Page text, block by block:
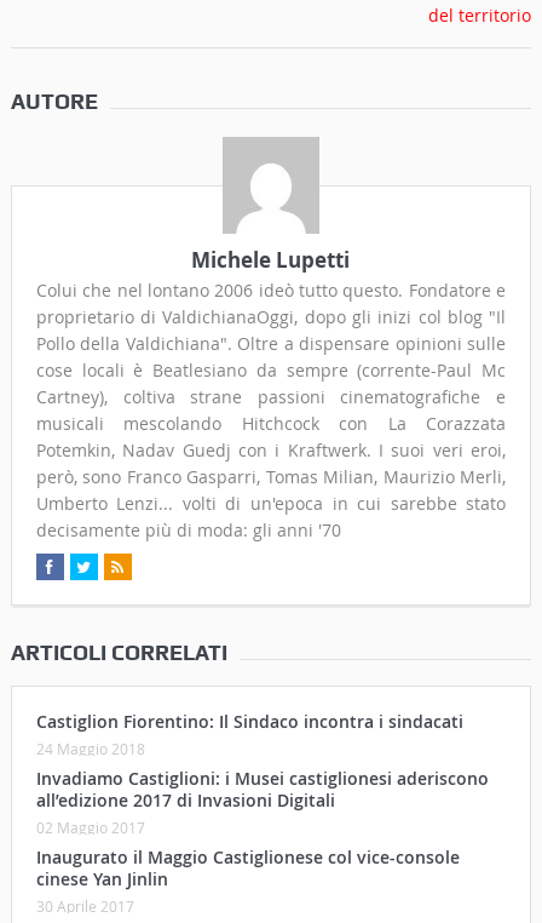
AUTORE
Michele Lupetti
Colui che nel lontano 2006 ideò tutto questo. Fondatore e
proprietario di ValdichianaOggi, dopo gli inizi col blog "Il
Pollo della Valdichiana". Oltre a dispensare opinioni sulle
cose locali è Beatlesiano da sempre (corrente-Paul Mc
Cartney), coltiva strane passioni cinematografiche e
musicali mescolando Hitchcock con La Corazzata
Potemkin, Nadav Guedj con i Kraftwerk. I suoi veri eroi,
però, sono Franco Gasparri, Tomas Milian, Maurizio Merli,
Umberto Lenzi... volti di un'epoca in cui sarebbe stato
decisamente più di moda: gli anni '70
ARTICOLI CORRELATI
Castiglion Fiorentino: Il Sindaco incontra i sindacati
24 Maggio 2018
Invadiamo Castiglioni: i Musei castiglionesi aderiscono
all’edizione 2017 di Invasioni Digitali
02 Maggio 2017
Inaugurato il Maggio Castiglionese col vice-console
cinese Yan Jinlin
30 Aprile 2017